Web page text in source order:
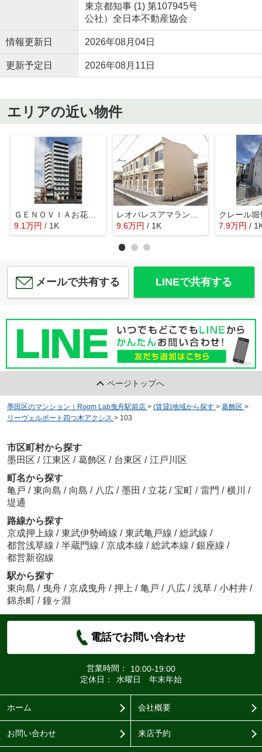
東京都知事 (1) 第107945号
公社）全日本不動産協会
情報更新日 2026年08月04日
更新予定日 2026年08月11日
エリアの近い物件
ＧＥＮＯＶＩＡお花茶屋ｓｋｙｇａｒｄｅｎ
9.1万円 / 1K
9.6万円 / 1K
クレール堀
7.9万円 /
メールで共有する LINEで共有する
ページトップへ
墨田区のマンション｜Room Lab曳舟駅前店 > (賃貸)地域から探す > 葛飾区 >
リーヴェルポート四つ木アクシス > 103
市区町村から探す
墨田区 / 江東区 / 葛飾区 / 台東区 / 江戸川区
町名から探す
亀戸 / 東向島 / 向島 / 八広 / 墨田 / 立花 / 宝町 / 雷門 / 横川 /
堤通
路線から探す
京成押上線 / 東武伊勢崎線 / 東武亀戸線 / 総武線 /
都営浅草線 / 半蔵門線 / 京成本線 / 総武本線 / 銀座線 /
都営新宿線
駅から探す
東向島 / 曳舟 / 京成曳舟 / 押上 / 亀戸 / 八広 / 浅草 / 小村井 /
錦糸町 / 鐘ヶ淵
電話でお問い合わせ
営業時間：
10:00-19:00
定休日：
水曜日 年末年始
ホーム 会社概要
お問い合わせ 来店予約